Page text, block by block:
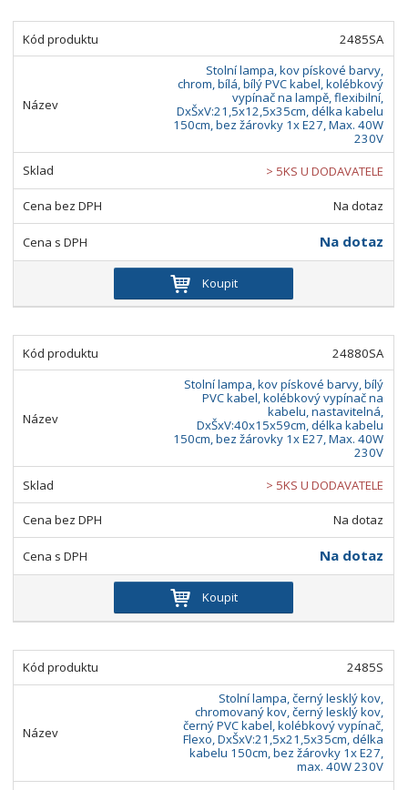
2485SA
Stolní lampa, kov pískové barvy,
chrom, bílá, bílý PVC kabel, kolébkový
vypínač na lampě, flexibilní,
DxŠxV:21,5x12,5x35cm, délka kabelu
150cm, bez žárovky 1x E27, Max. 40W
230V
> 5KS U DODAVATELE
Na dotaz
Na dotaz
Koupit
24880SA
Stolní lampa, kov pískové barvy, bílý
PVC kabel, kolébkový vypínač na
kabelu, nastavitelná,
DxŠxV:40x15x59cm, délka kabelu
150cm, bez žárovky 1x E27, Max. 40W
230V
> 5KS U DODAVATELE
Na dotaz
Na dotaz
Koupit
2485S
Stolní lampa, černý lesklý kov,
chromovaný kov, černý lesklý kov,
černý PVC kabel, kolébkový vypínač,
Flexo, DxŠxV:21,5x21,5x35cm, délka
kabelu 150cm, bez žárovky 1x E27,
max. 40W 230V